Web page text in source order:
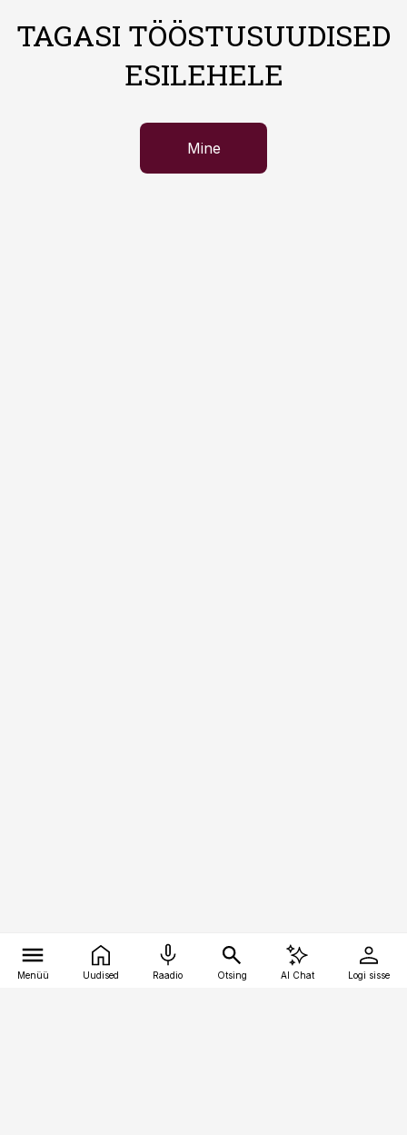
TAGASI TÖÖSTUSUUDISED
ESILEHELE
Mine
Menüü Uudised Raadio Otsing AI Chat Logi sisse